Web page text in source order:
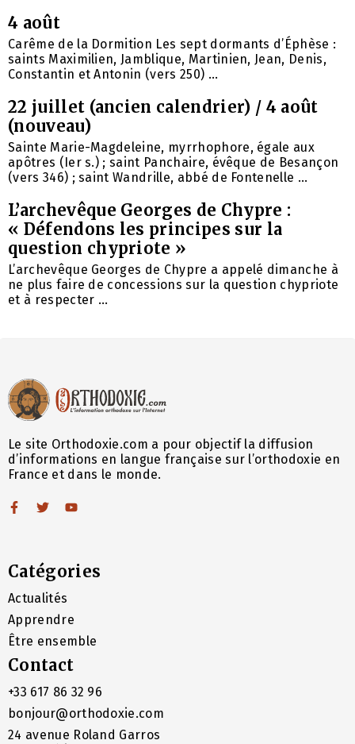
4 août
Carême de la Dormition Les sept dormants d’Éphèse :
saints Maximilien, Jamblique, Martinien, Jean, Denis,
Constantin et Antonin (vers 250) ...
22 juillet (ancien calendrier) / 4 août
(nouveau)
Sainte Marie-Magdeleine, myrrhophore, égale aux
apôtres (Ier s.) ; saint Panchaire, évêque de Besançon
(vers 346) ; saint Wandrille, abbé de Fontenelle ...
L’archevêque Georges de Chypre :
« Défendons les principes sur la
question chypriote »
L’archevêque Georges de Chypre a appelé dimanche à
ne plus faire de concessions sur la question chypriote
et à respecter ...
Le site Orthodoxie.com a pour objectif la diffusion
d’informations en langue française sur l’orthodoxie en
France et dans le monde.
Catégories
Actualités
Apprendre
Être ensemble
Contact
+33 617 86 32 96
bonjour@orthodoxie.com
24 avenue Roland Garros